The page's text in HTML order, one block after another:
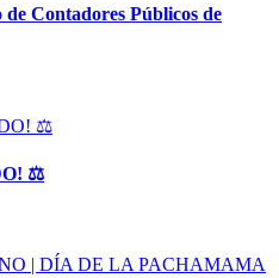
de Contadores Públicos de
⚖️